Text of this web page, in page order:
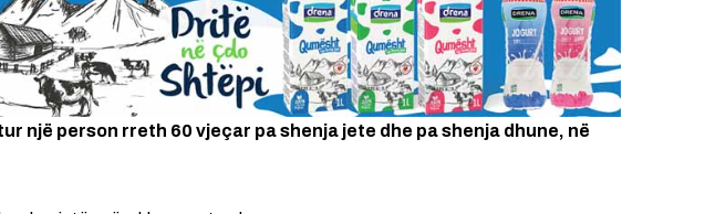
një person rreth 60 vjeçar pa shenja jete dhe pa shenja dhune, në